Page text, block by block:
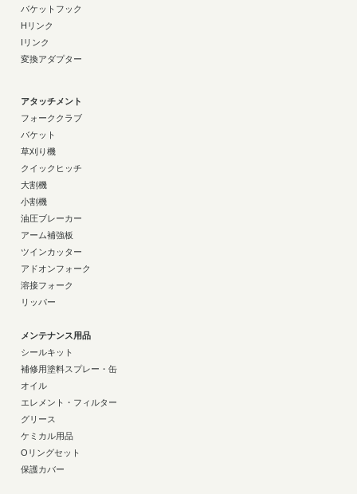
バケットフック
Hリンク
Iリンク
変換アダプター
アタッチメント
フォーククラブ
バケット
草刈り機
クイックヒッチ
大割機
小割機
油圧ブレーカー
アーム補強板
ツインカッター
アドオンフォーク
溶接フォーク
リッパー
メンテナンス用品
シールキット
補修用塗料スプレー・缶
オイル
エレメント・フィルター
グリース
ケミカル用品
Oリングセット
保護カバー